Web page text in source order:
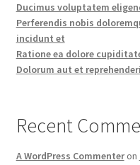
Ducimus voluptatem
Perferendis nobis
incidunt et
Ratione ea dolore
Dolorum aut et
Recent
A WordPress Commenteron